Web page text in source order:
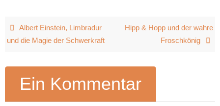
Albert Einstein, Limbradur
und die Magie der Schwerkraft
Hipp & Hopp und der wahre
Froschkönig
Ein Kommentar